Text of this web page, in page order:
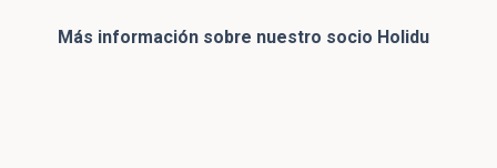
Más información sobre nuestro socio Holidu